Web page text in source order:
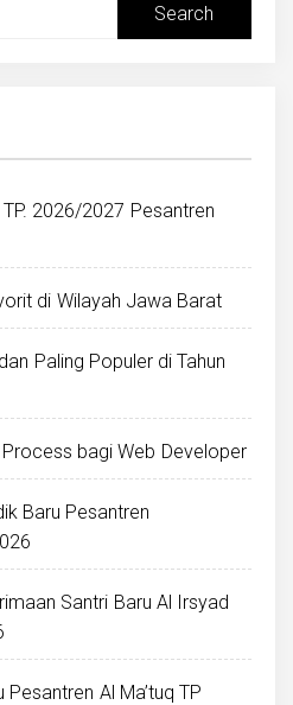
2026/2027 Pesantren
di Wilayah Jawa Barat
Paling Populer di Tahun
bagi Web Developer
Baru Pesantren
Santri Baru Al Irsyad
Al Ma’tuq TP